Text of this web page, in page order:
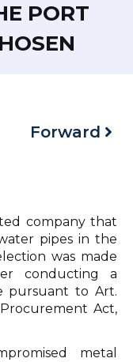
PORT
Forward
company that
pipes in the
was made
conducting a
pursuant to Art.
Act,
metal